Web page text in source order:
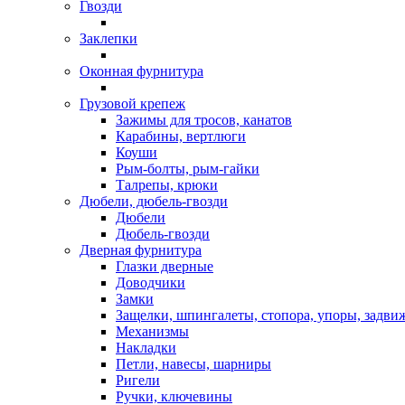
Гвозди
Заклепки
Оконная фурнитура
Грузовой крепеж
Зажимы для тросов, канатов
Карабины, вертлюги
Коуши
Рым-болты, рым-гайки
Талрепы, крюки
Дюбели, дюбель-гвозди
Дюбели
Дюбель-гвозди
Дверная фурнитура
Глазки дверные
Доводчики
Замки
Защелки, шпингалеты, стопора, упоры,
Механизмы
Накладки
Петли, навесы, шарниры
Ригели
Ручки, ключевины